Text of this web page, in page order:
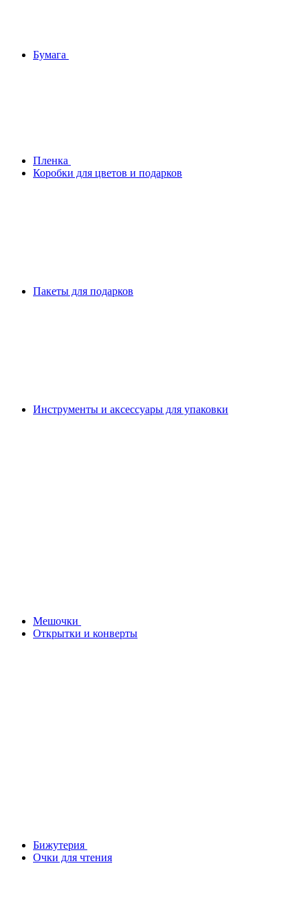
Бумага
Плeнка
Коробки для цветов и подарков
Пакеты для подарков
Инструменты и аксессуары для упаковки
Мешочки
Открытки и конверты
Бижутерия
Очки для чтения